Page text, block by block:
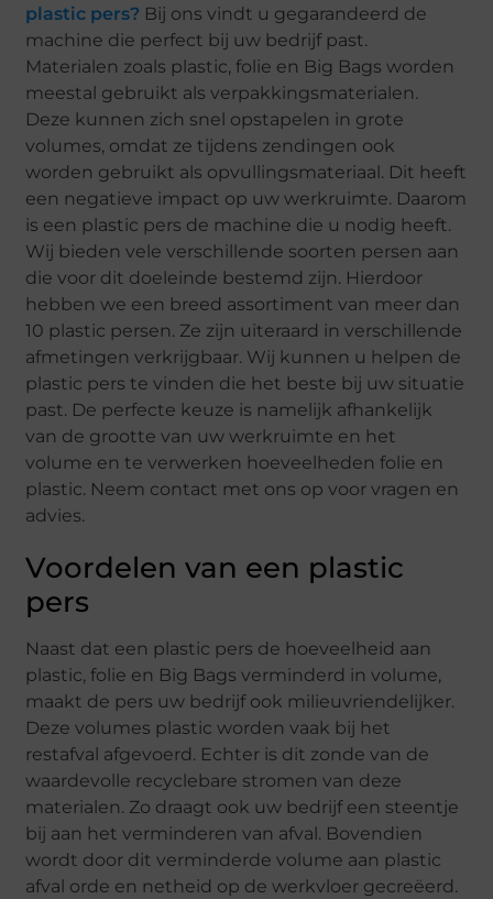
plastic pers? Bij ons vindt u gegarandeerd de
machine die perfect bij uw bedrijf past.
Materialen zoals plastic, folie en Big Bags worden
meestal gebruikt als verpakkingsmaterialen.
Deze kunnen zich snel opstapelen in grote
volumes, omdat ze tijdens zendingen ook
worden gebruikt als opvullingsmateriaal. Dit heeft
een negatieve impact op uw werkruimte. Daarom
is een plastic pers de machine die u nodig heeft.
Wij bieden vele verschillende soorten persen aan
die voor dit doeleinde bestemd zijn. Hierdoor
hebben we een breed assortiment van meer dan
10 plastic persen. Ze zijn uiteraard in verschillende
afmetingen verkrijgbaar. Wij kunnen u helpen de
plastic pers te vinden die het beste bij uw situatie
past. De perfecte keuze is namelijk afhankelijk
van de grootte van uw werkruimte en het
volume en te verwerken hoeveelheden folie en
plastic. Neem contact met ons op voor vragen en
advies.
Voordelen van een plastic
pers
Naast dat een plastic pers de hoeveelheid aan
plastic, folie en Big Bags verminderd in volume,
maakt de pers uw bedrijf ook milieuvriendelijker.
Deze volumes plastic worden vaak bij het
restafval afgevoerd. Echter is dit zonde van de
waardevolle recyclebare stromen van deze
materialen. Zo draagt ook uw bedrijf een steentje
bij aan het verminderen van afval. Bovendien
wordt door dit verminderde volume aan plastic
afval orde en netheid op de werkvloer gecreëerd.